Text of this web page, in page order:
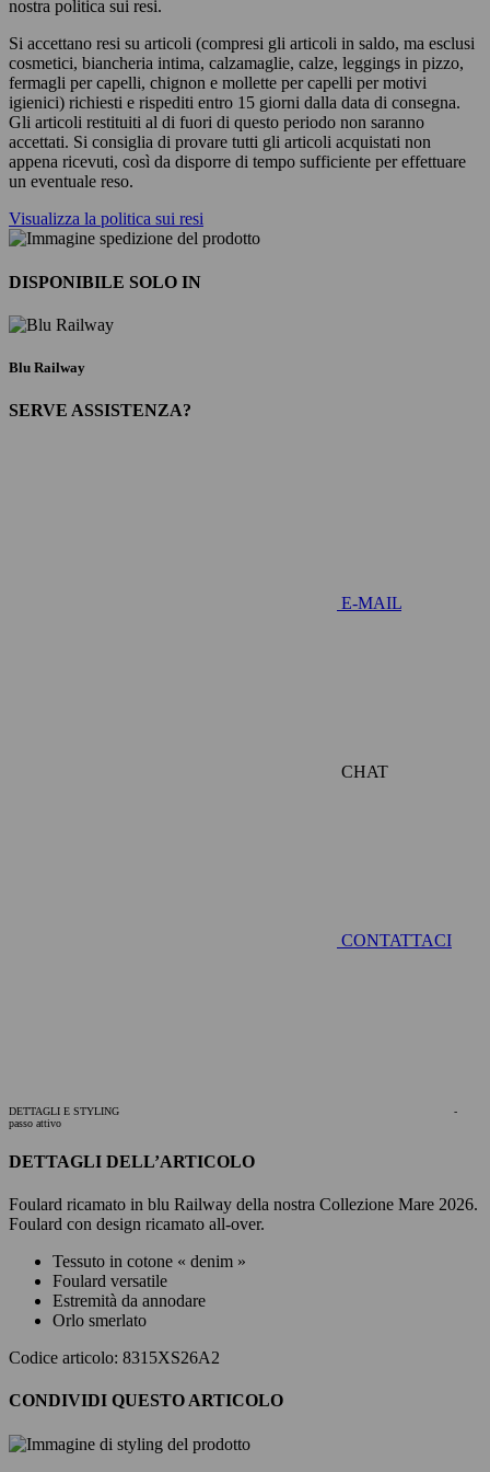
nostra politica sui resi.
Si accettano resi su articoli (compresi gli articoli in saldo, ma esclusi
cosmetici, biancheria intima, calzamaglie, calze, leggings in pizzo,
fermagli per capelli, chignon e mollette per capelli per motivi
igienici) richiesti e rispediti entro 15 giorni dalla data di consegna.
Gli articoli restituiti al di fuori di questo periodo non saranno
accettati. Si consiglia di provare tutti gli articoli acquistati non
appena ricevuti, così da disporre di tempo sufficiente per effettuare
un eventuale reso.
Visualizza la politica sui resi
DISPONIBILE SOLO IN
Blu Railway
SERVE ASSISTENZA?
E-MAIL
CHAT
CONTATTACI
DETTAGLI E STYLING
-
passo attivo
DETTAGLI DELL’ARTICOLO
Foulard ricamato in blu Railway della nostra Collezione Mare 2026.
Foulard con design ricamato all-over.
Tessuto in cotone « denim »
Foulard versatile
Estremità da annodare
Orlo smerlato
Codice articolo: 8315XS26A2
CONDIVIDI QUESTO ARTICOLO